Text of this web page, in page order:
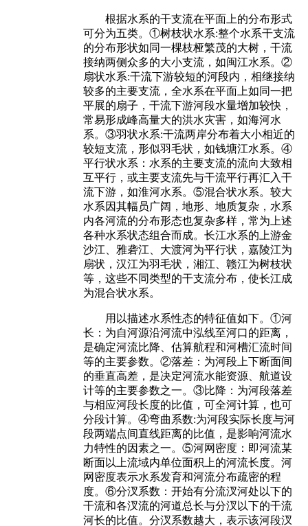
根据水系的干支流在平面上的分布形式
可分为五类。①树枝状水系:整个水系干支流
的分布形状如同一棵枝桠繁茂的大树，干流
接纳两侧众多的大小支流，如闽江水系。②
扇状水系:干流下游较短的河段内，相继接纳
较多的主要支流，全水系在平面上如同一把
平展的扇子，干流下游河段水量增加较快，
常易形成峰高量大的洪水灾害，如海河水
系。③羽状水系:干流两岸分布着大小相近的
较短支流，形似羽毛状，如钱塘江水系。④
平行状水系：水系的主要支流的流向大致相
互平行，或主要支流先与干流平行再汇入干
流下游，如淮河水系。⑤混合状水系。较大
水系因其幅员广阔，地形、地质复杂，水系
内各河流的分布形态也复杂多样，常为上述
各种水系状态组合而成。长江水系的上游金
沙江、雅砻江、大渡河为平行状，嘉陵江为
扇状，汉江为羽毛状，湘江、赣江为树枝状
等，这些不同类型的干支流分布，使长江成
为混合状水系。
用以描述水系性态的特征值如下。①河
长：为自河源沿河流中泓线至河口的距离，
是确定河流比降、估算航程和河槽汇流时间
等的主要参数。②落差：为河段上下断面间
的垂直高差，是决定河流水能资源、航道设
计等的主要参数之一。③比降：为河段落差
与相应河段长度的比值，可全河计算，也可
分段计算。④弯曲系数:为河段实际长度与河
段两端点间直线距离的比值，是影响河流水
力特性的因素之一。⑤河网密度：即河流某
断面以上流域内单位面积上的河流长度。河
网密度表示水系发育和河流分布疏密的程
度。⑥分汊系数：开始有分流汊河处以下的
干流和各汊流的河道总长与分汊以下的干流
河长的比值。分汊系数越大，表示该河段汊